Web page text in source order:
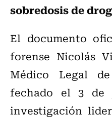
sobredosis de
El documento
forense Nicolás
Médico Legal
fechado el 3 de
investigación